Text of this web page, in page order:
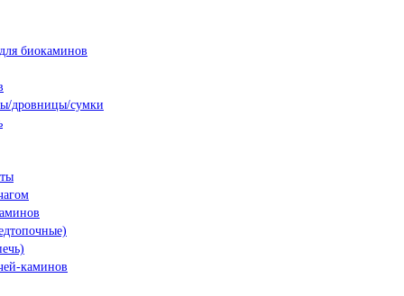
биокаминов
дровницы/сумки
каминов